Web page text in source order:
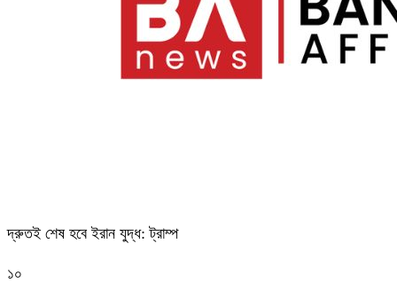
দ্রুতই শেষ হবে ইরান যুদ্ধ: ট্রাম্প
১০